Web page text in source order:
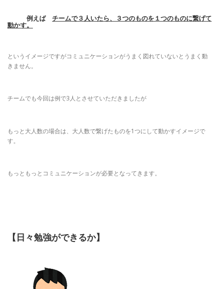
例えば チームで３人いたら、３つのものを１つのものに繋げて
動かす。
というイメージですがコミュニケーションがうまく図れていないとうまく動
きません。
チームでも今回は例で3人とさせていただきましたが
もっと大人数の場合は、大人数で繋げたものを1つにして動かすイメージで
す。
もっともっとコミュニケーションが必要となってきます。
【日々勉強ができるか】